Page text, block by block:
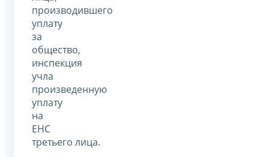
производившего
уплату
за
общество,
инспекция
учла
произведенную
уплату
на
ЕНС
третьего лица.